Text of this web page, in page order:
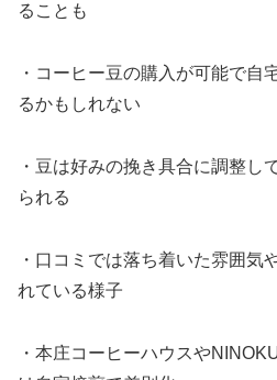
ることも
・コーヒー豆の購入が可能で自
るかもしれない
・豆は好みの挽き具合に調整し
られる
・口コミでは落ち着いた雰囲気
れている様子
・本庄コーヒーハウスや